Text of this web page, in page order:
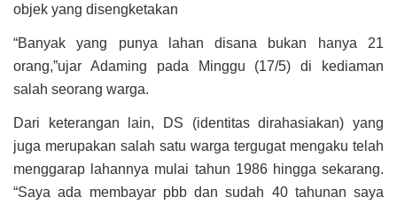
objek yang disengketakan
“Banyak yang punya lahan disana bukan hanya 21
orang,”ujar Adaming pada Minggu (17/5) di kediaman
salah seorang warga.
Dari keterangan lain, DS (identitas dirahasiakan) yang
juga merupakan salah satu warga tergugat mengaku telah
menggarap lahannya mulai tahun 1986 hingga sekarang.
“Saya ada membayar pbb dan sudah 40 tahunan saya